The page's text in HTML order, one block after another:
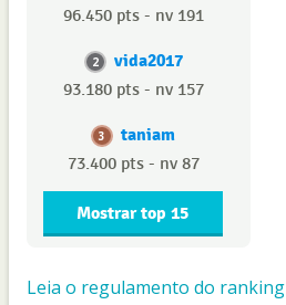
96.450 pts - nv 191
2 vida2017
93.180 pts - nv 157
3 taniam
73.400 pts - nv 87
Mostrar top 15
Leia o regulamento do ranking